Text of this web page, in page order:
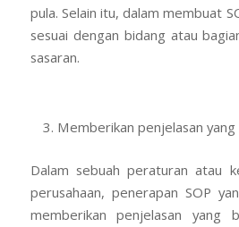
pula. Selain itu, dalam membuat
sesuai dengan bidang atau
sasaran.
Memberikan penjelasan yang
Dalam sebuah peraturan atau
perusahaan, penerapan SOP
memberikan penjelasan yang